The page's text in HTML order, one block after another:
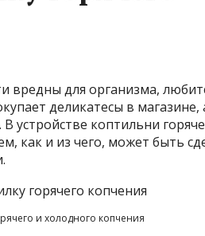
вредны для организма,
деликатесы в магазине,
устройстве коптильни
как и из чего, может быть
и холодного копчения